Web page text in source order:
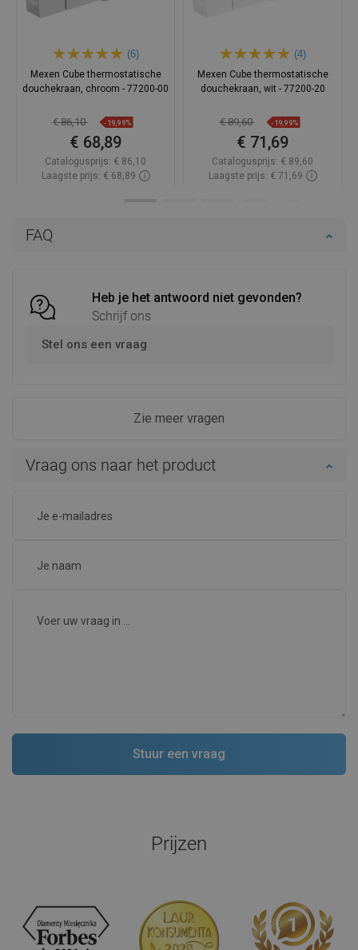
FAQ
Heb je het antwoord niet gevonden?
Schrijf ons
Stel ons een vraag
Zie meer vragen
Vraag ons naar het product
(6)
Mexen Cube thermostatische
douchekraan, chroom - 77200-00
€ 86,10 -19,99%
€ 68,89
Catalogusprijs: € 86,10
Laagste prijs: € 68,89
(4)
Mexen Cube thermostatische
douchekraan, wit - 77200-20
€ 89,60 -19,99%
€ 71,69
Catalogusprijs: € 89,60
Laagste prijs: € 71,69
Prijzen